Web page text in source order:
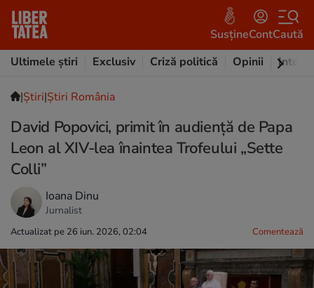
SusțineContCaută
Ultimele știri
Exclusiv Criză politică Opinii
|Ştiri|Știri România
David Popovici, primit în audiență de Papa
Leon al XIV-lea înaintea Trofeului „Sette
Colli”
Ioana Dinu
Jurnalist
Actualizat pe 26 iun. 2026, 02:04 Comentează